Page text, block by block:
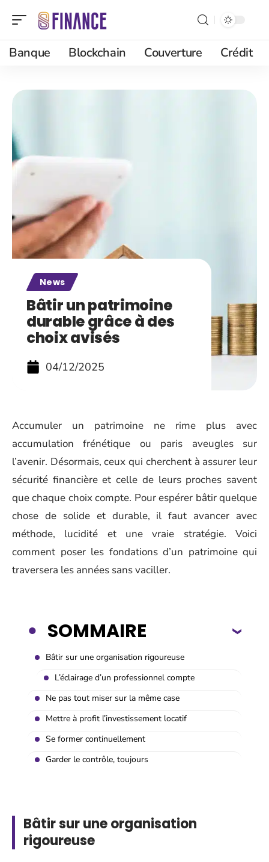
Banque Blockchain Couverture Crédit
News
Bâtir un patrimoine
durable grâce à des
choix avisés
04/12/2025
Accumuler un patrimoine ne rime plus avec
accumulation frénétique ou paris aveugles sur
l’avenir. Désormais, ceux qui cherchent à assurer leur
sécurité financière et celle de leurs proches savent
que chaque choix compte. Pour espérer bâtir quelque
chose de solide et durable, il faut avancer avec
méthode, lucidité et une vraie stratégie. Voici
comment poser les fondations d’un patrimoine qui
traversera les années sans vaciller.
SOMMAIRE
Bâtir sur une organisation rigoureuse
L’éclairage d’un professionnel compte
Ne pas tout miser sur la même case
Mettre à profit l’investissement locatif
Se former continuellement
Garder le contrôle, toujours
Bâtir sur une organisation
rigoureuse